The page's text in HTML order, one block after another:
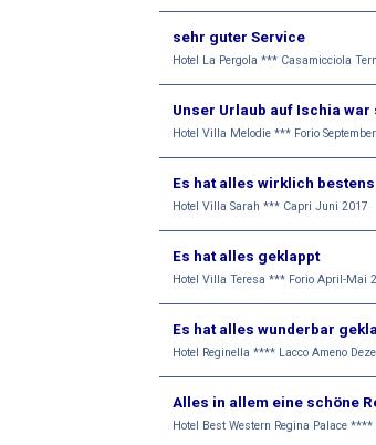
sehr guter Service
Hotel La Pergola *** Casamicciola
Unser Urlaub auf Ischia war
Hotel Villa Melodie *** Forio
Es hat alles wirklich
Hotel Villa Sarah *** Capri Juni 2017
Es hat alles geklappt
Hotel Villa Teresa *** Forio April-Mai
Es hat alles wunderbar
Hotel Reginella **** Lacco Ameno
Alles in allem eine schöne
Hotel Best Western Regina Palace